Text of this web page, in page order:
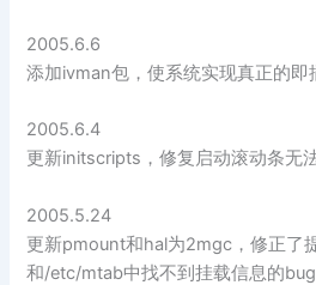
2005.6.6
添加ivman包，使系统实现真正的即
2005.6.4
更新initscripts，修复启动滚动条无
2005.5.24
更新pmount和hal为2mgc，修正了
和/etc/mtab中找不到挂载信息的bug